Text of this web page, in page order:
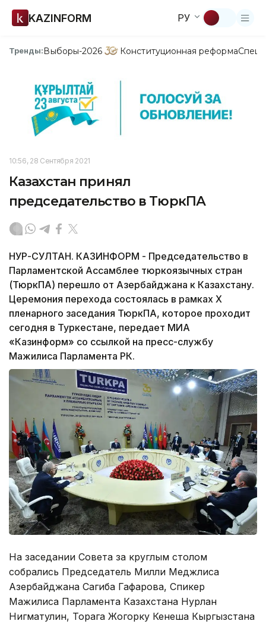
KAZINFORM РУ
Тренды:Выборы-2026 Конституционная реформа
10:56, 28 Сентября 2021
Казахстан принял
председательство в ТюркПА
НУР-СУЛТАН. КАЗИНФОРМ - Председательство в
Парламентской Ассамблее тюркоязычных стран
(ТюркПА) перешло от Азербайджана к Казахстану.
Церемония перехода состоялась в рамках Х
пленарного заседания ТюркПА, которое проходит
сегодня в Туркестане, передает МИА
«Казинформ» со ссылкой на пресс-службу
Мажилиса Парламента РК.
На заседании Совета за круглым столом
собрались Председатель Милли Меджлиса
Азербайджана Сагиба Гафарова, Спикер
Мажилиса Парламента Казахстана Нурлан
Нигматулин, Торага Жогорку Кенеша Кыргызстана